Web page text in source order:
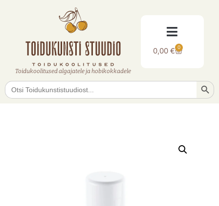
Toidukoolitused algajatele ja hobikokkadele
0,00€ 0
Search
for: